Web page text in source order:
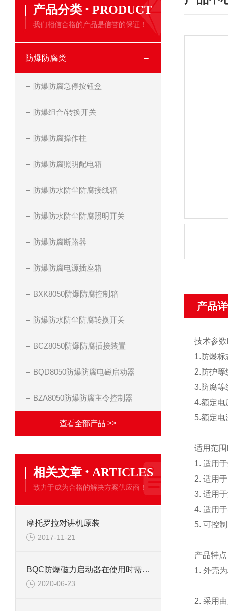
产品分类 · PRODUCT
我们相信合格的产品是信誉的保证！
防爆防腐类
防爆防腐急停按钮盒
防爆组合/转换开关
防爆防腐操作柱
防爆防腐照明配电箱
防爆防水防尘防腐接线箱
防爆防水防尘防腐照明开关
防爆防腐断路器
防爆防腐电源插座箱
BXK8050防爆防腐控制箱
防爆防水防尘防腐转换开关
BCZ8050防爆防腐插接装置
BQD8050防爆防腐电磁启动器
BZA8050防爆防腐主令控制器
查看全部产品 >>
相关文章 · ARTICLES
致力于成为合格的解决方案供应商！
摩托罗拉对讲机原装
2017-11-21
BQC防爆磁力启动器在使用时需要注意哪些事项呢？
2020-06-23
产品
技术参数
1.防爆标
2.防护等
3.防腐等
4.额定电
5.额定
适用范围
1. 适用
2. 适用
3. 适用
4. 适用
5. 可控
产品特点
1. 外壳
2. 采用